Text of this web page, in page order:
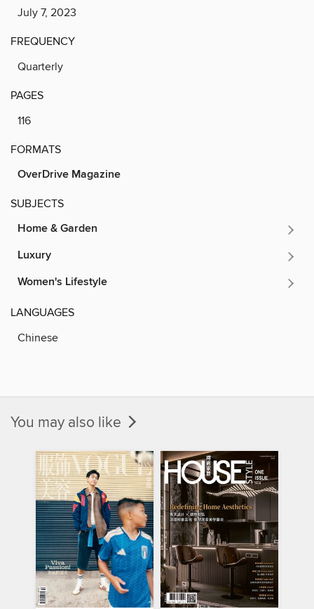
July 7, 2023
FREQUENCY
Quarterly
PAGES
116
FORMATS
OverDrive Magazine
SUBJECTS
Home & Garden
Luxury
Women's Lifestyle
LANGUAGES
Chinese
You may also like